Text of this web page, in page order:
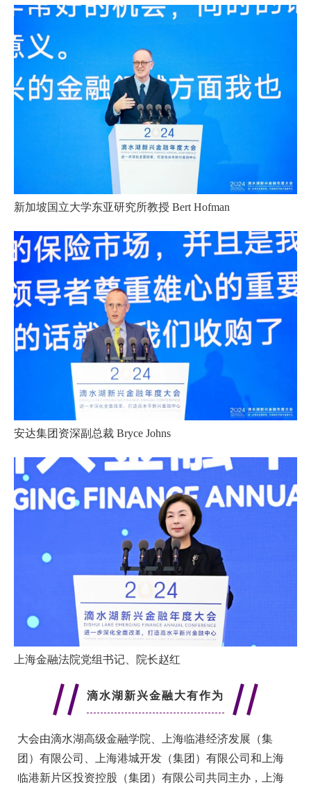
新加坡国立大学东亚研究所教授 Bert Hofman
安达集团资深副总裁 Bryce Johns
上海金融法院党组书记、院长赵红
滴水湖新兴金融大有作为
大会由滴水湖高级金融学院、上海临港经济发展（集
团）有限公司、上海港城开发（集团）有限公司和上海
临港新片区投资控股（集团）有限公司共同主办，上海